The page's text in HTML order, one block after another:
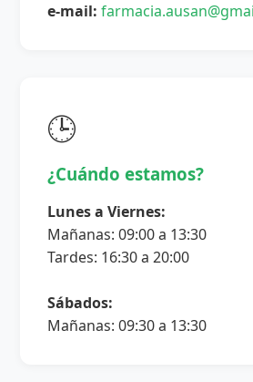
e-mail:
🕒
¿Cuándo estamos?
Lunes a Viernes:
Mañanas: 09:00 a 13:30
Tardes: 16:30 a 20:00
Sábados:
Mañanas: 09:30 a 13:30